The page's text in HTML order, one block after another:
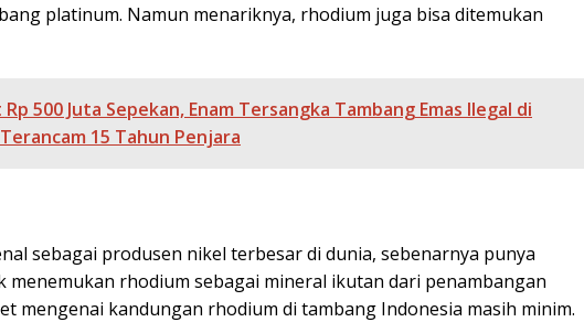
platinum. Namun menariknya, rhodium juga bisa ditemukan
500 Juta Sepekan, Enam Tersangka Tambang Emas Ilegal di
15 Tahun Penjara
sebagai produsen nikel terbesar di dunia, sebenarnya punya
menemukan rhodium sebagai mineral ikutan dari penambangan
mengenai kandungan rhodium di tambang Indonesia masih minim.